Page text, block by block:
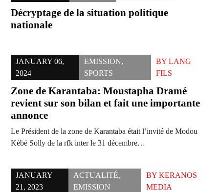
Décryptage de la situation politique
nationale
JANUARY 06,
2024
EMISSION,
SPORTS
BYLANG
FILS
Zone de Karantaba: Moustapha Dramé
revient sur son bilan et fait une importante
annonce
Le Président de la zone de Karantaba était l’invité de Modou
Kébé Solly de la rfk inter le 31 décembre…
JANUARY
21, 2023
ACTUALITÉ,
EMISSION
BY KERANOS
MEDIA